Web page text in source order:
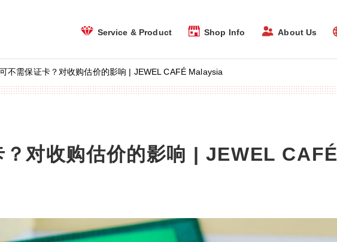
Service & Product Shop Info About Us
不需保证卡？对收购估价的影响 | JEWEL CAFÉ Malaysia
对收购估价的影响 | JEWEL CAFÉ